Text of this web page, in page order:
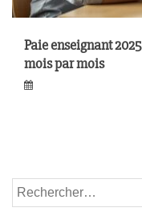
Paie enseignant
mois par mois